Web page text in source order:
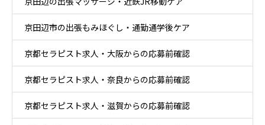
京田辺市の出張もみほぐし・通勤通学後ケア
京都セラピスト求人・大阪からの応募前確認
京都セラピスト求人・奈良からの応募前確認
京都セラピスト求人・滋賀からの応募前確認